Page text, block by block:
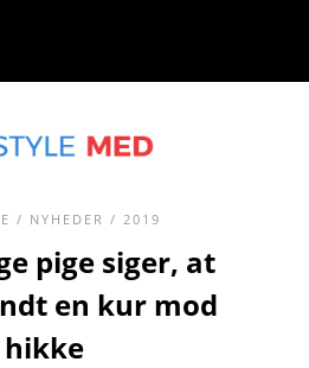
/ NYHEDER / 2019
pige siger, at
en kur mod
hikke